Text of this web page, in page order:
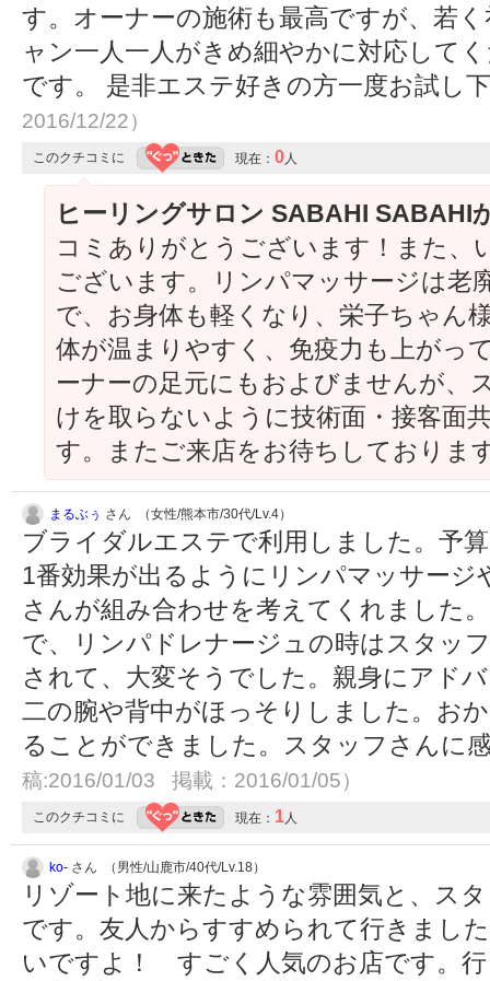
す。オーナーの施術も最高ですが、若
ャン一人一人がきめ細やかに対応して
です。 是非エステ好きの方一度お試し
2016/12/22）
このクチコミに 現在： 0人
ヒーリングサロン SABAHI SABAHI
コミありがとうございます！また、
ございます。リンパマッサージは老
で、お身体も軽くなり、栄子ちゃん
体が温まりやすく、免疫力も上がっ
ーナーの足元にもおよびませんが、
けを取らないように技術面・接客面
す。またご来店をお待ちしておりま
まるぶぅ さん （女性/熊本市/30代/Lv.4）
ブライダルエステで利用しました。予
1番効果が出るようにリンパマッサー
さんが組み合わせを考えてくれました
で、リンパドレナージュの時はスタッ
されて、大変そうでした。親身にアド
二の腕や背中がほっそりしました。お
ることができました。スタッフさんに
稿:2016/01/03 掲載：2016/01/05）
このクチコミに 現在： 1人
ko- さん （男性/山鹿市/40代/Lv.18）
リゾート地に来たような雰囲気と、ス
です。友人からすすめられて行きまし
いですよ！ すごく人気のお店です。